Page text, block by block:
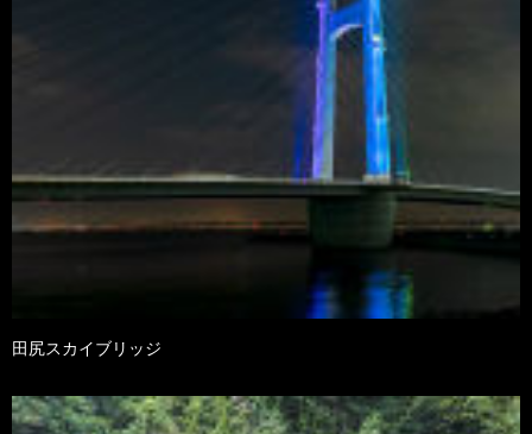
田尻スカイブリッジ